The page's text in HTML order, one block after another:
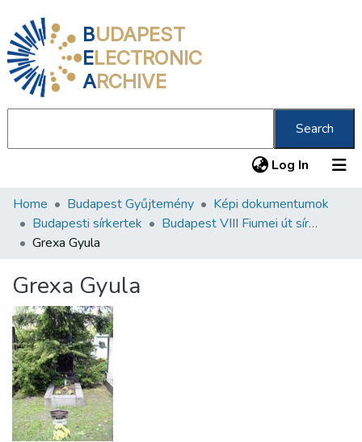
BUDAPEST
ELECTRONIC
ARCHIVE
Search
Log In (current)
Communities & Collections
All of DSpace
About us
Home Budapest Gyűjtemény
Képi dokumentumok
Budapesti sírkertek
Budapest VIII Fiumei út sírkert 2. rész
Grexa Gyula
Grexa Gyula